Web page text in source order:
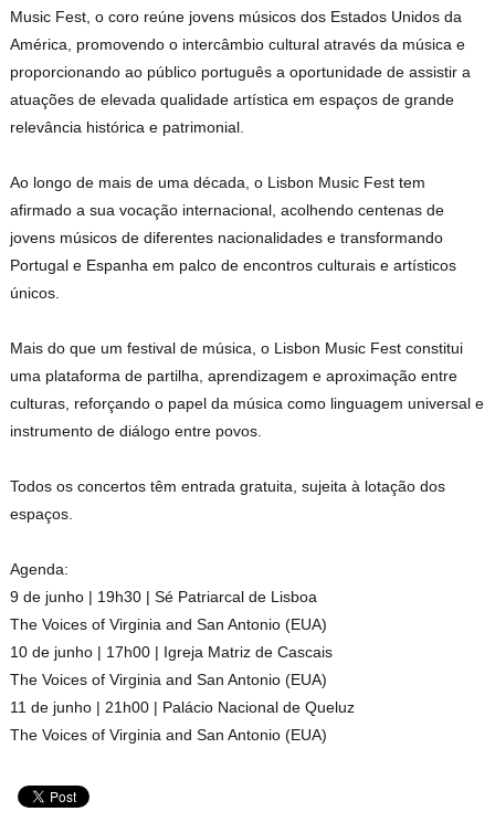
Music Fest, o coro reúne jovens músicos dos Estados Unidos da
América, promovendo o intercâmbio cultural através da música e
proporcionando ao público português a oportunidade de assistir a
atuações de elevada qualidade artística em espaços de grande
relevância histórica e patrimonial.
Ao longo de mais de uma década, o Lisbon Music Fest tem
afirmado a sua vocação internacional, acolhendo centenas de
jovens músicos de diferentes nacionalidades e transformando
Portugal e Espanha em palco de encontros culturais e artísticos
únicos.
Mais do que um festival de música, o Lisbon Music Fest constitui
uma plataforma de partilha, aprendizagem e aproximação entre
culturas, reforçando o papel da música como linguagem universal e
instrumento de diálogo entre povos.
Todos os concertos têm entrada gratuita, sujeita à lotação dos
espaços.
Agenda:
9 de junho | 19h30 | Sé Patriarcal de Lisboa
The Voices of Virginia and San Antonio (EUA)
10 de junho | 17h00 | Igreja Matriz de Cascais
The Voices of Virginia and San Antonio (EUA)
11 de junho | 21h00 | Palácio Nacional de Queluz
The Voices of Virginia and San Antonio (EUA)